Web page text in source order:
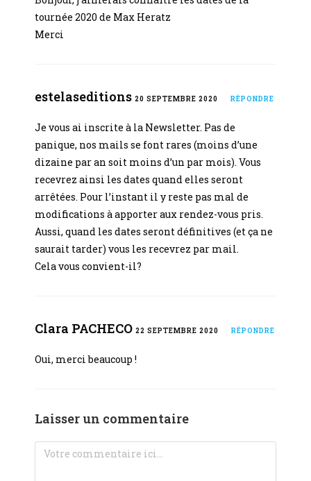
tournée 2020 de Max Heratz
Merci
estelaseditions 20 SEPTEMBRE 2020 RÉPONDRE
Je vous ai inscrite à la Newsletter. Pas de
panique, nos mails se font rares (moins d’une
dizaine par an soit moins d’un par mois). Vous
recevrez ainsi les dates quand elles seront
arrêtées. Pour l’instant il y reste pas mal de
modifications à apporter aux rendez-vous pris.
Aussi, quand les dates seront définitives (et ça ne
saurait tarder) vous les recevrez par mail.
Cela vous convient-il?
Clara PACHECO 22 SEPTEMBRE 2020 RÉPONDRE
Oui, merci beaucoup !
Laisser un commentaire